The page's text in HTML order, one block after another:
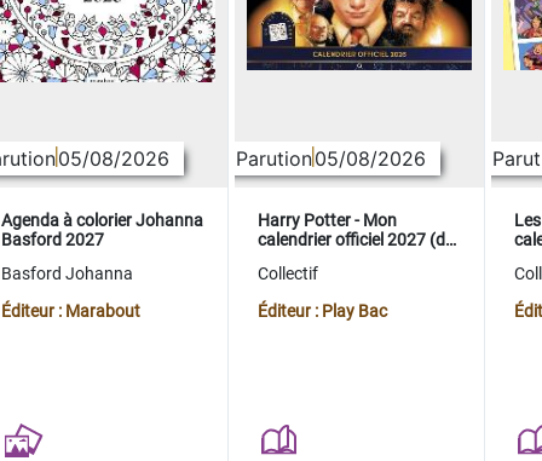
05/08/2026
Agenda à colorier Johanna
Basford 2027
Basford Johanna
Éditeur : Marabout
Parution05/08/2026
Harry Potter - Mon
calendrier officiel 2027 (de
Collectif
Éditeur : Play Bac